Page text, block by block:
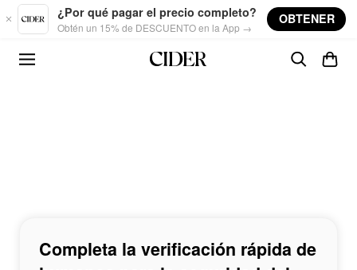
Skip to main content
¿Por qué pagar el precio completo?
Obtén un 15% de DESCUENTO en la App →
OBTENER
Completa la verificación rápida de